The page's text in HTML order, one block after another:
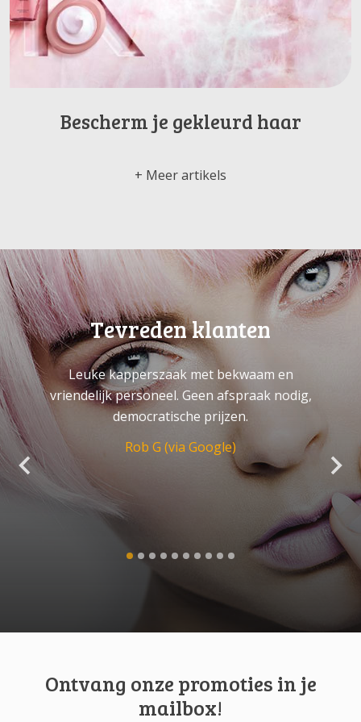
Bescherm je gekleurd haar
Meer artikels
Tevreden klanten
Leuke kapperszaak met bekwaam en
vriendelijk personeel. Geen afspraak nodig,
democratische prijzen.
Rob G (via Google)
Ontvang onze promoties in je
mailbox!